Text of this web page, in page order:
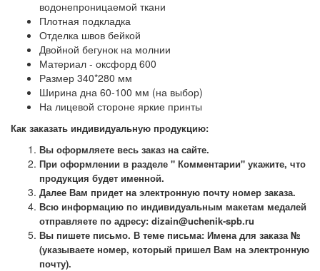
водонепроницаемой ткани
Плотная подкладка
Отделка швов бейкой
Двойной бегунок на молнии
Материал - оксфорд 600
Размер 340*280 мм
Ширина дна 60-100 мм (на выбор)
На лицевой стороне яркие принты
Как заказать индивидуальную продукцию:
Вы оформляете весь заказ на сайте.
При оформлении в разделе " Комментарии" укажите, что
продукция будет именной.
Далее Вам придет на электронную почту номер заказа.
Всю информацию по индивидуальным макетам медалей
отправляете по адресу: dizain@uchenik-spb.ru
Вы пишете письмо. В теме письма: Имена для заказа №
(указываете номер, который пришел Вам на электронную
почту).